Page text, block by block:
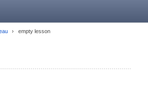
empty lesson